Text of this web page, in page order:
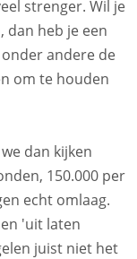
strenger. Wil je
dan heb je een
andere de
om te houden
dan kijken
150.000 per
echt omlaag.
'uit laten
juist niet het